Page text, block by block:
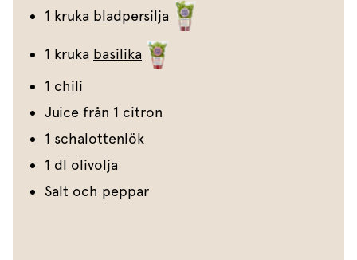
1 kruka bladpersilja
1 kruka basilika
1 chili
Juice från 1 citron
1 schalottenlök
1 dl olivolja
Salt och peppar